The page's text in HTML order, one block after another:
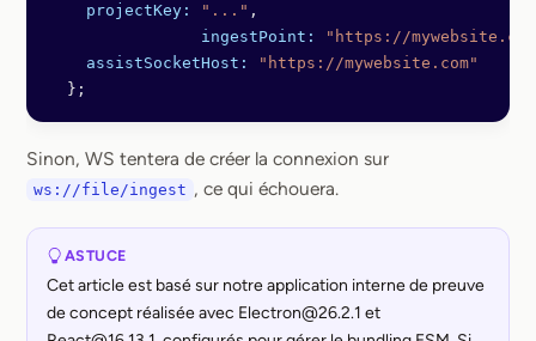
    projectKey:
"..." ,
		ingestPoint:
"https://
    assistSocketHost:
"https://mywebsite.com"
  };
Sinon, WS tentera de créer la connexion sur
ws://file/ingest , ce qui échouera.
ASTUCE
Cet article est basé sur notre application interne de preuve
de concept réalisée avec Electron@26.2.1 et